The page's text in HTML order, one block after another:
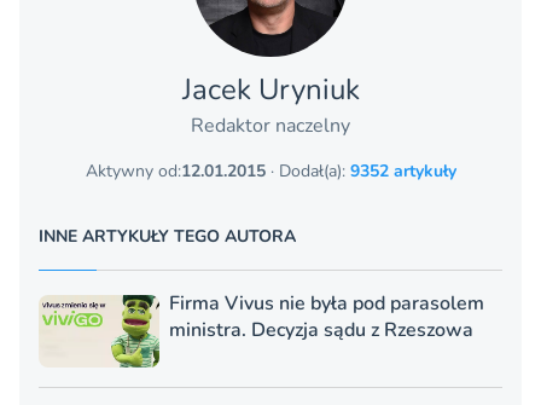
Jacek Uryniuk
Redaktor naczelny
Aktywny od:12.01.2015· Dodał(a): 9352 artykuły
INNE ARTYKUŁY TEGO AUTORA
Firma Vivus nie była pod parasolem
ministra. Decyzja sądu z Rzeszowa